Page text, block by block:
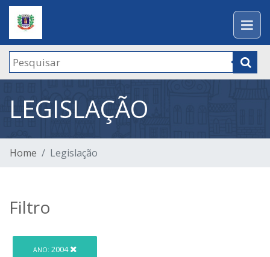
LEGISLAÇÃO
Home Legislação
Filtro
ANO: 2004